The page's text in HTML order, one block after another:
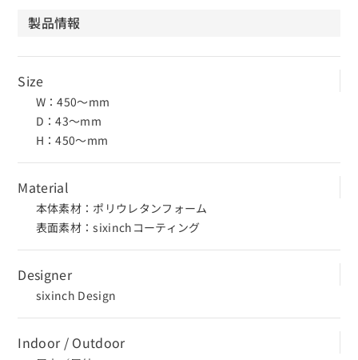
製品情報
Size
W：450〜mm
D：43〜mm
H：450〜mm
Material
本体素材：ポリウレタンフォーム
表面素材：sixinchコーティング
Designer
sixinch Design
Indoor / Outdoor